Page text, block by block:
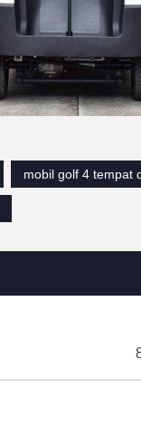
mobil golf 4 tempat